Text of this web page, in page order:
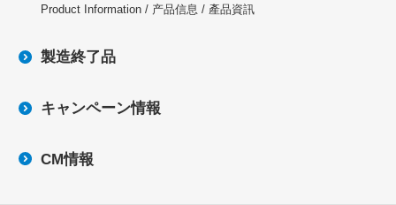
Product Information / 产品信息 / 產品資訊
製造終了品
キャンペーン情報
CM情報